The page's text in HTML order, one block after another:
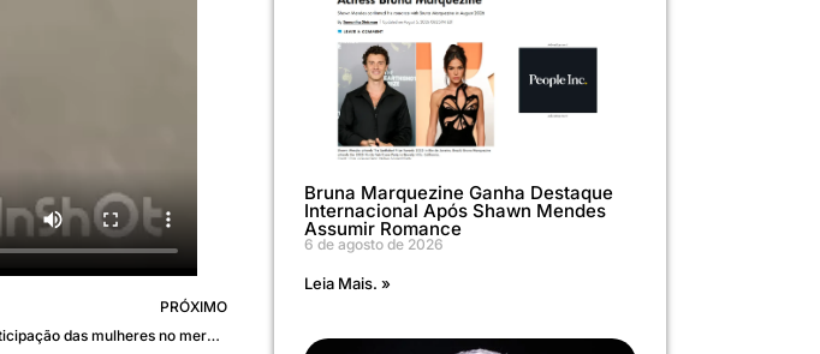
PRÓXIMO
Pesquisa aponta maior participação das mulheres no mercado de trabalho do DF em 2024
Bruna Marquezine Ganha Destaque
Internacional Após Shawn Mendes
Assumir Romance
6 de agosto de 2026
Leia Mais. »